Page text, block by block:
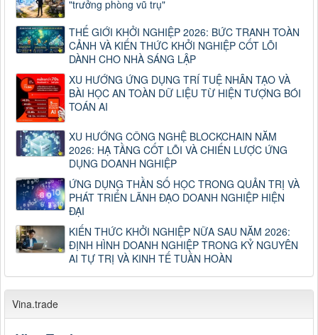
"trưởng phòng vũ trụ"
THẾ GIỚI KHỞI NGHIỆP 2026: BỨC TRANH TOÀN
CẢNH VÀ KIẾN THỨC KHỞI NGHIỆP CỐT LÕI
DÀNH CHO NHÀ SÁNG LẬP
XU HƯỚNG ỨNG DỤNG TRÍ TUỆ NHÂN TẠO VÀ
BÀI HỌC AN TOÀN DỮ LIỆU TỪ HIỆN TƯỢNG BÓI
TOÁN AI
XU HƯỚNG CÔNG NGHỆ BLOCKCHAIN NĂM
2026: HẠ TẦNG CỐT LÕI VÀ CHIẾN LƯỢC ỨNG
DỤNG DOANH NGHIỆP
ỨNG DỤNG THẦN SỐ HỌC TRONG QUẢN TRỊ VÀ
PHÁT TRIỂN LÃNH ĐẠO DOANH NGHIỆP HIỆN
ĐẠI
KIẾN THỨC KHỞI NGHIỆP NỮA SAU NĂM 2026:
ĐỊNH HÌNH DOANH NGHIỆP TRONG KỶ NGUYÊN
AI TỰ TRỊ VÀ KINH TẾ TUẦN HOÀN
Vina.trade